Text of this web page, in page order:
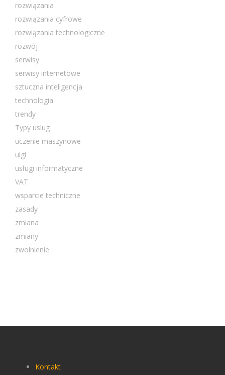
rozwiązania
rozwiązania cyfrowe
rozwiązania technologiczne
rozwój
serwisy
serwisy internetowe
sztuczna inteligencja
technologia
trendy
Typy uslug
uczenie maszynowe
ulgi
usługi informatyczne
VAT
wsparcie techniczne
zasady
zmiana
zmiany
zwolnienie
Kontakt